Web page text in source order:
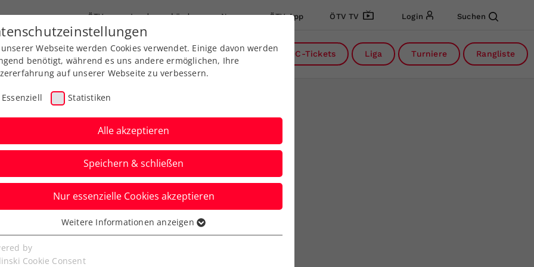
ÖTV Landesverbände News ÖTV App ÖTV TV Login Suchen
Ausbildungen Services Über uns DC-Tickets Liga Turniere Rangliste
Kids & Jugend
Taucher schafft
Webseite werden Cookies verwendet. Einige davon werden
benötigt, während es uns andere ermöglichen, Ihre
auf unserer Webseite zu verbessern.
Essenziell Statistiken
Alle akzeptieren
Speichern & schließen
Nur essenzielle Cookies akzeptieren
Cookies werden für grundlegende Funktionen der
benötigt. Dadurch ist gewährleistet, dass die Webseite
Weitere Informationen anzeigen
by
Cookie Consent